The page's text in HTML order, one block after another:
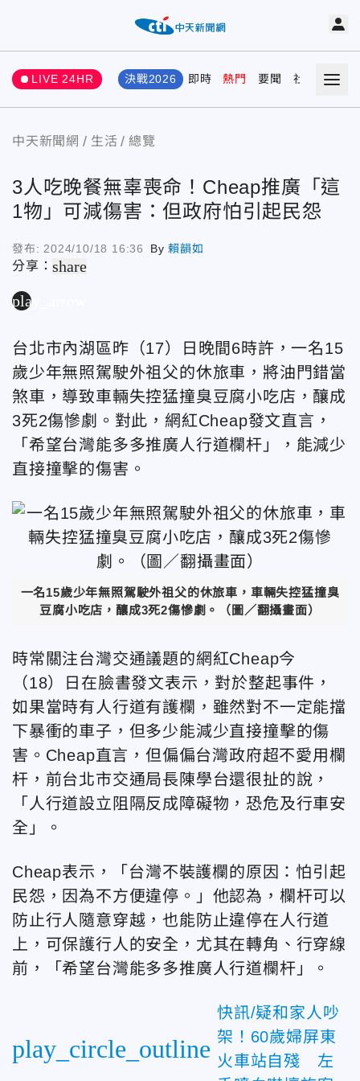
LIVE 24HR 決戰2026 即時 熱門 要聞 社會 娛樂
中天新聞網 生活 總覽
3人吃晚餐無辜喪命！Cheap推廣「這
1物」可減傷害：但政府怕引起民怨
發布: 2024/10/18 16:36 By賴韻如
分享：share
play_arrow
台北市內湖區昨（17）日晚間6時許，一名15
歲少年無照駕駛外祖父的休旅車，將油門錯當
煞車，導致車輛失控猛撞臭豆腐小吃店，釀成
3死2傷慘劇。對此，網紅Cheap發文直言，
「希望台灣能多多推廣人行道欄杆」，能減少
直接撞擊的傷害。
一名15歲少年無照駕駛外祖父的休旅車，車輛失控猛撞臭
豆腐小吃店，釀成3死2傷慘劇。（圖／翻攝畫面）
時常關注台灣交通議題的網紅Cheap今
（18）日在臉書發文表示，對於整起事件，
如果當時有人行道有護欄，雖然對不一定能擋
下暴衝的車子，但多少能減少直接撞擊的傷
害。Cheap直言，但偏偏台灣政府超不愛用欄
杆，前台北市交通局長陳學台還很扯的說，
「人行道設立阻隔反成障礙物，恐危及行車安
全」。
Cheap表示，「台灣不裝護欄的原因：怕引起
民怨，因為不方便違停。」他認為，欄杆可以
防止行人隨意穿越，也能防止違停在人行道
上，可保護行人的安全，尤其在轉角、行穿線
前，「希望台灣能多多推廣人行道欄杆」。
play_circle_outline
快訊/疑和家人吵
架！60歲婦屏東
火車站自殘 左